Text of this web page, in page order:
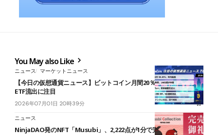
You May also Like
ニュース マーケットニュース
【今日の仮想通貨ニュース】ビットコイン月間20％安｜規制対応と
ETF流出に注目
2026年07月01日 20時39分
ニュース
NinjaDAO発のNFT「Musubi」、2,222点が1分で完売